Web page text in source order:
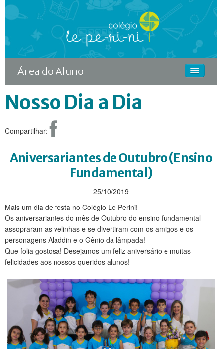
Área do Aluno
CURSOS
DIFERENCIAIS
CONTINUIDADE RODIN
CONTATO
Nosso Dia a Dia
Compartilhar:
Aniversariantes de Outubro (Ensino
Fundamental)
25/10/2019
Mais um dia de festa no Colégio Le Perini!
Os aniversariantes do mês de Outubro do ensino fundamental
assopraram as velinhas e se divertiram com os amigos e os
personagens Aladdin e o Gênio da lâmpada!
Que folia gostosa! Desejamos um feliz aniversário e muitas
felicidades aos nossos queridos alunos!